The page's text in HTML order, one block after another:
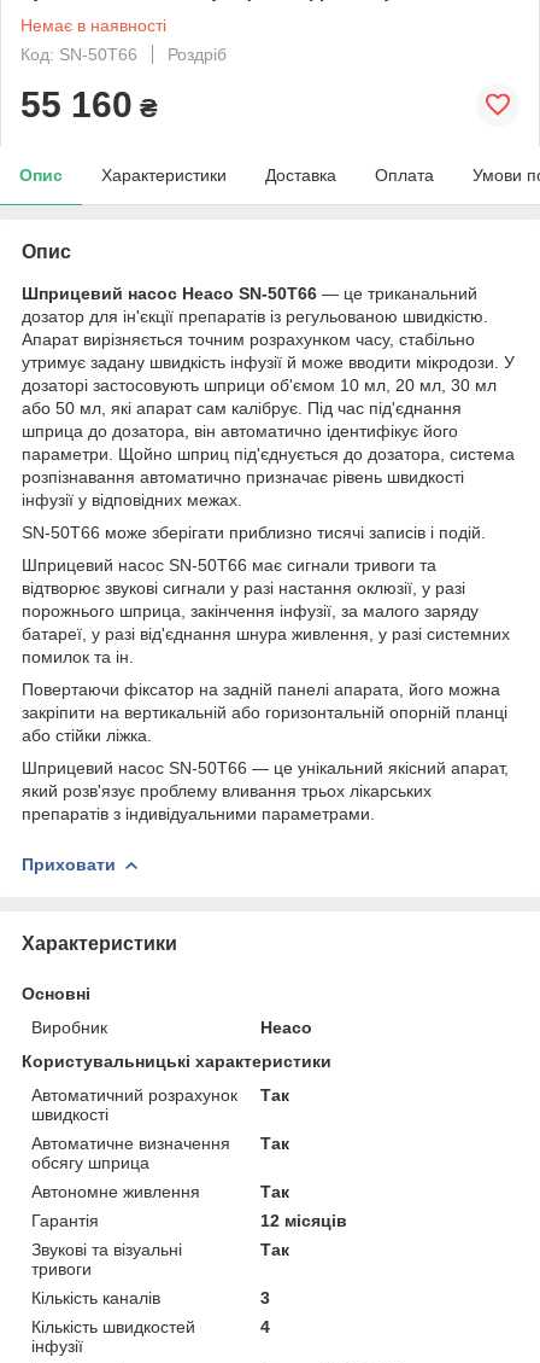
Немає в наявності
Код: SN-50T66
Роздріб
55 160 ₴
Опис Характеристики Доставка Оплата Умови
Опис
Шприцевий насос Heaco SN-50T66 — це триканальний
дозатор для ін'єкції препаратів із регульованою швидкістю.
Апарат вирізняється точним розрахунком часу, стабільно
утримує задану швидкість інфузії й може вводити мікродози. У
дозаторі застосовують шприци об'ємом 10 мл, 20 мл, 30 мл
або 50 мл, які апарат сам калібрує. Під час під'єднання
шприца до дозатора, він автоматично ідентифікує його
параметри. Щойно шприц під'єднується до дозатора, система
розпізнавання автоматично призначає рівень швидкості
інфузії у відповідних межах.
SN-50T66 може зберігати приблизно тисячі записів і подій.
Шприцевий насос SN-50T66 має сигнали тривоги та
відтворює звукові сигнали у разі настання оклюзії, у разі
порожнього шприца, закінчення інфузії, за малого заряду
батареї, у разі від'єднання шнура живлення, у разі системних
помилок та ін.
Повертаючи фіксатор на задній панелі апарата, його можна
закріпити на вертикальній або горизонтальній опорній планці
або стійки ліжка.
Шприцевий насос SN-50T66 — це унікальний якісний апарат,
який розв'язує проблему вливання трьох лікарських
препаратів з індивідуальними параметрами.
Приховати
Характеристики
Основні
Виробник
Heaco
Користувальницькі характеристики
Автоматичний розрахунок
швидкості
Так
Автоматичне визначення
обсягу шприца
Так
Автономне живлення
Так
Гарантія
12 місяців
Звукові та візуальні
тривоги
Так
Кількість каналів
3
Кількість швидкостей
інфузії
4